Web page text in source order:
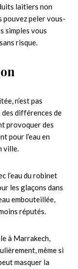
laitiers non
pouvez peler vous-
simples vous
risque.
n’est pas
différences de
provoquer des
pour l’eau en
ville.
l’eau du robinet
les glaçons dans
embouteillée,
réputés.
à Marrakech,
même si
masquer la